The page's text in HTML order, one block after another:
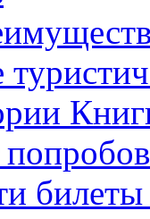
билеты